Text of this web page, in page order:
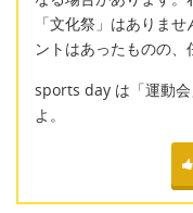
「文化祭」はありま
ントはあったものの、
sports day は「運動
よ。